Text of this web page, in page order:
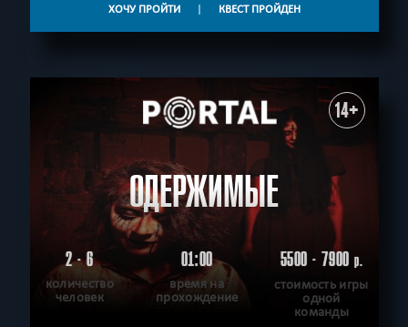
ХОЧУ ПРОЙТИ | КВЕСТ ПРОЙДЕН
14+
ОДЕРЖИМЫЕ
2 - 6
количество
человек
01:00
время на
прохождение
5500 - 7900р.
стоимость игры
одной
команды